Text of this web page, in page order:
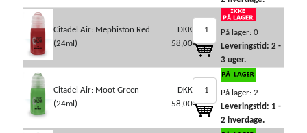
Citadel Air: Mephiston Red
(24ml)
DKK
58,00
På lager: 0
Leveringstid: 2 -
3 uger.
Citadel Air: Moot Green
(24ml)
DKK
58,00
På lager: 2
Leveringstid: 1 -
2 hverdage.